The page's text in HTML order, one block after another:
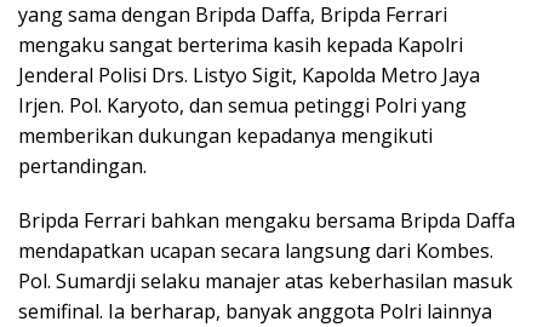
yang sama dengan Bripda Daffa, Bripda Ferrari
mengaku sangat berterima kasih kepada Kapolri
Jenderal Polisi Drs. Listyo Sigit, Kapolda Metro Jaya
Irjen. Pol. Karyoto, dan semua petinggi Polri yang
memberikan dukungan kepadanya mengikuti
pertandingan.
Bripda Ferrari bahkan mengaku bersama Bripda Daffa
mendapatkan ucapan secara langsung dari Kombes.
Pol. Sumardji selaku manajer atas keberhasilan masuk
semifinal. Ia berharap, banyak anggota Polri lainnya